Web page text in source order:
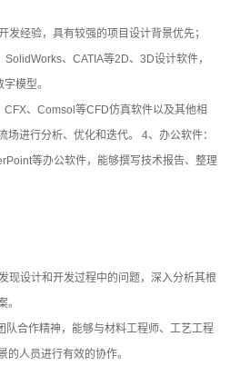
发经验，具有较强的项目设计背景优先；
、CATIA等2D、3D设计软件，
模型。
、Comsol等CFD仿真软件以及其他相
场进行分析、优化和迭代。 4、办公软件：
等办公软件，能够撰写技术报告、整理
现设计和开发过程中的问题，深入分析其根
。
队合作精神，能够与材料工程师、工艺工程
的人员进行有效的协作。